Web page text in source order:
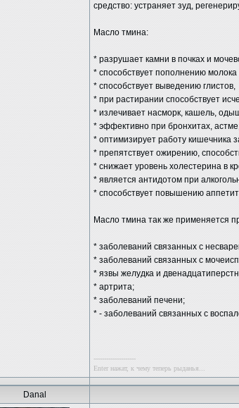
средство: устраняет зуд,
Масло тмина:
* разрушает камни в почках и
* способствует пополнению
* способствует выведению глистов,
* при растирании способствует
* излечивает насморк, кашель,
* эффективно при бронхитах,
* оптимизирует работу кишечника
* препятствует ожирению,
* снижает уровень холестерина в
* является антидотом при
* способствует повышению
Масло тмина так же применяется
* заболеваний связанных с
* заболеваний связанных с
* язвы желудка и
* артрита;
* заболеваний печени;
* - заболеваний связанных с
--------------------
Enter нажат, к чему теперь рыданья...
Danal